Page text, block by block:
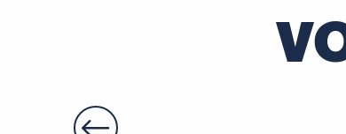
Soirée Histoire et Terroir au Château de